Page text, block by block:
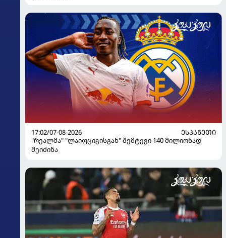
17:02/07-08-2026
ᲔᲡᲞᲐᲜᲔᲗᲘ
"რეალმა" "ლაიფციგისგან" შემტევი 140 მილიონად
შეიძინა